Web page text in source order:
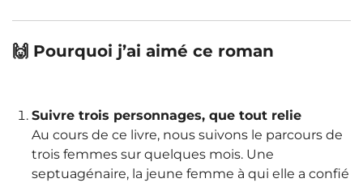
🙌 Pourquoi j’ai aimé ce roman
Suivre trois personnages, que tout relie
Au cours de ce livre, nous suivons le parcours de
trois femmes sur quelques mois. Une
septuagénaire, la jeune femme à qui elle a confié